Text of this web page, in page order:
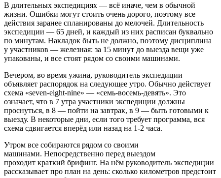
В длительных экспедициях — всё иначе, чем в обычной
жизни. Ошибки могут стоить очень дорого, поэтому все
действия заранее спланированы до мелочей. Длительность
экспедиции — 65 дней, и каждый из них расписан буквально
по минутам. Накладок быть не должно, поэтому дисциплина
у участников — железная: за 15 минут до выезда вещи уже
упакованы, и все стоят рядом со своими машинами.
Вечером, во время ужина, руководитель экспедиции
объявляет распорядок на следующее утро. Обычно действует
схема «seven-eight-nine» — «семь-восемь-девять». Это
означает, что в 7 утра участники экспедиции должны
проснуться, в 8 — пойти на завтрак, в 9 — быть готовыми к
выезду. В некоторые дни, если того требует программа, вся
схема сдвигается вперёд или назад на 1-2 часа.
Утром все собираются рядом со своими
машинами. Непосредственно перед выездом
проходит краткий брифинг. На нём руководитель экспедиции
рассказывает про план на день: сколько километров предстоит